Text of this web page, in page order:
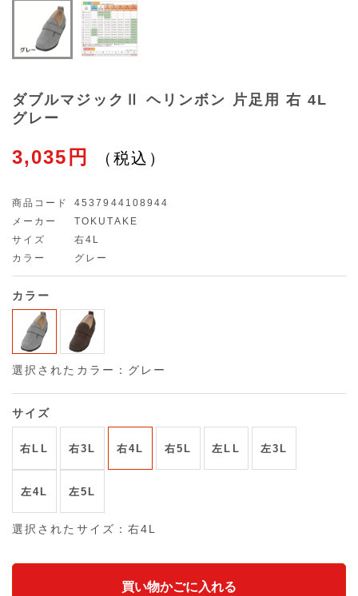
ダブルマジックⅡ ヘリンボン 片足用 右 4L
グレー
3,035円
商品コード
4537944108944
メーカー
TOKUTAKE
サイズ
右4L
カラー
グレー
カラー
選択されたカラー：グレー
サイズ
右LL 右3L 右4L 右5L 左LL 左3L
左4L 左5L
選択されたサイズ：右4L